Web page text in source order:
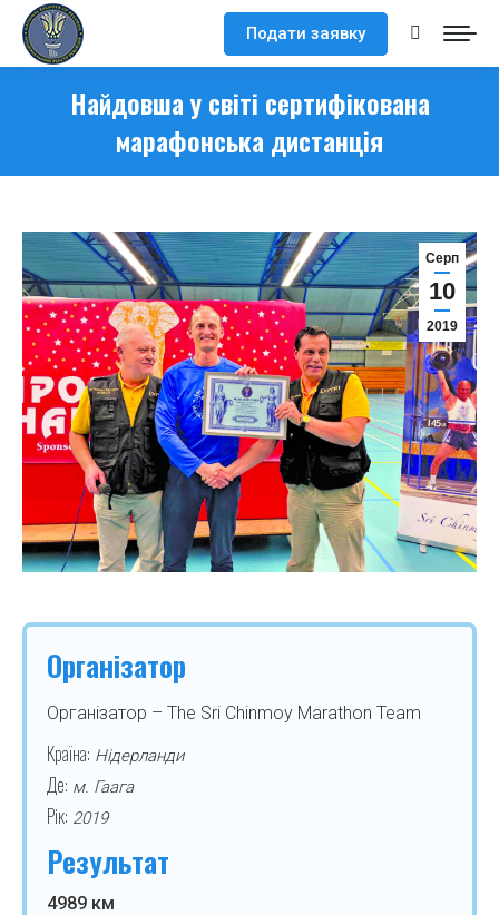
Подати заявку Search:
Найдовша у світі сертифікована
марафонська дистанція
Серп
10
2019
Організатор
Організатор – The Sri Chinmoy Marathon Team
Країна: Нідерланди
Де: м. Гаага
Рік: 2019
Результат
4989 км